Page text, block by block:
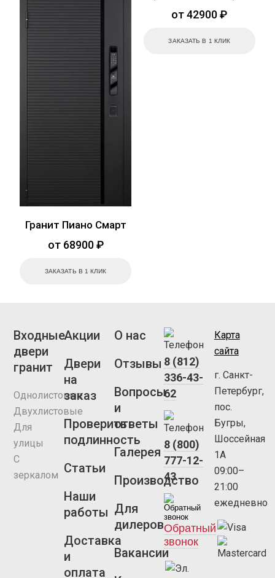
Гранит Пиано Смарт
от 68900 ₽
ЗАКАЗАТЬ В 1 КЛИК
от 42900 ₽
ЗАКАЗАТЬ В 1 КЛИК
Входные
двери
гранит
Однолистовые
Двухлистовые
Для
улицы
С
зеркалом
Акции
Двери
на
заказ
Проверить
подлинность
Статьи
Наши
работы
Доставка
и
оплата
О нас
Отзывы
Вопросы
и
ответы
Галерея
Производство
Для
дилеров
Вакансии
8 (812)
336-43-
62
8 (800)
777-12-
43
Обратный
звонок
Карта
сайта
г. Санкт-
Петербург,
пос.
Бугры,
Шоссейная
1А
09:00–
21:00
ежедневно